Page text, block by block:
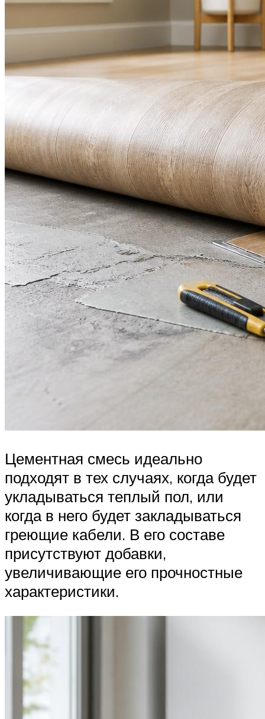
Цементная смесь идеально
подходят в тех случаях, когда будет
укладываться теплый пол, или
когда в него будет закладываться
греющие кабели. В его составе
присутствуют добавки,
увеличивающие его прочностные
характеристики.